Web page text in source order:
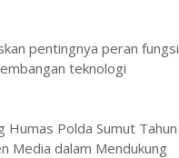
pentingnya peran fungsi
teknologi
Polda Sumut Tahun
Media dalam Mendukung